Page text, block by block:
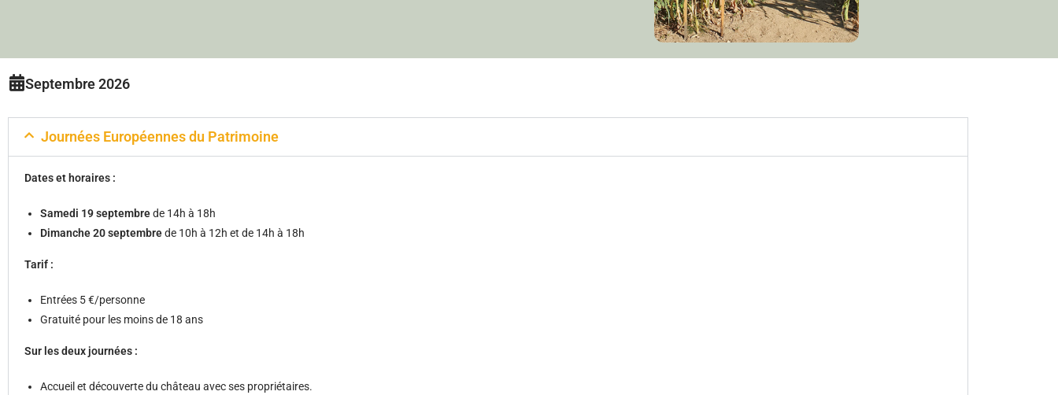
Septembre 2026
Journées Européennes du Patrimoine
Dates et horaires :
Samedi 19 septembrede 14h à 18h
Dimanche 20 septembrede 10h à 12h et de 14h à 18h
Tarif :
Entrées 5 €/personne
Gratuité pour les moins de 18 ans
Sur les deux journées :
Accueil et découverte du château avec ses propriétaires.